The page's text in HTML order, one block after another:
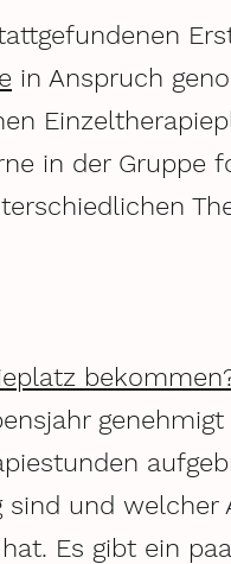
in Anspruch
in der Gruppe
und welcher
Es gibt ein